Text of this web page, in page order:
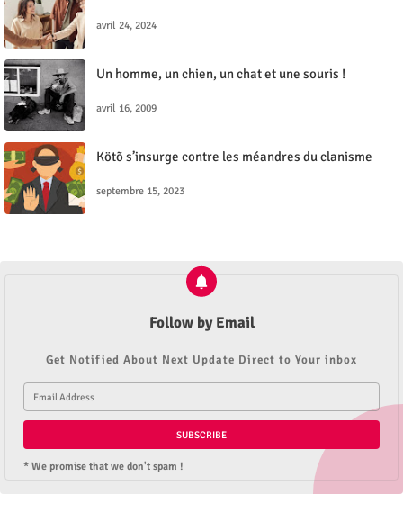
avril 24, 2024
Un homme, un chien, un chat et une souris !
avril 16, 2009
Kötõ s’insurge contre les méandres du clanisme
septembre 15, 2023
Follow by Email
Get Notified About Next Update Direct to Your inbox
* We promise that we don't spam !